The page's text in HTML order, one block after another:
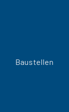
Baustellen